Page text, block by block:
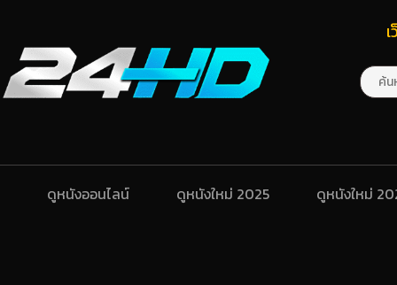
ดูหนังออนไลน์ ดูหนังใหม่ 2025 ดูหนังใหม่